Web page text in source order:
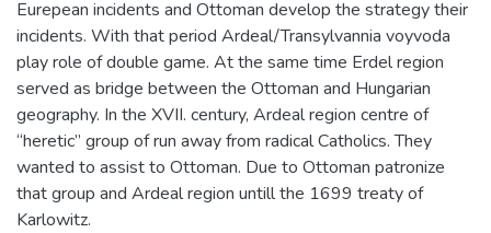
Eurepean incidents and Ottoman develop the strategy their
incidents. With that period Ardeal/Transylvannia voyvoda
play role of double game. At the same time Erdel region
served as bridge between the Ottoman and Hungarian
geography. In the XVII. century, Ardeal region centre of
“heretic” group of run away from radical Catholics. They
wanted to assist to Ottoman. Due to Ottoman patronize
that group and Ardeal region untill the 1699 treaty of
Karlowitz.